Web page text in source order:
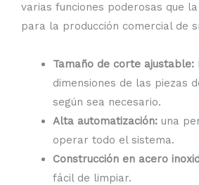
varias funciones poderosas que
para la producción comercial de
Tamaño de corte ajustable:
dimensiones de las piezas
según sea necesario.
Alta automatización: una
operar todo el sistema.
Construcción en acero
fácil de limpiar.